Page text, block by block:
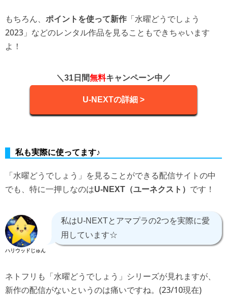
もちろん、 ポイントを使って新作 「水曜どうでしょう
2023」などのレンタル作品を見ることもできちゃいます
よ！
＼31日間無料キャンペーン中／
U-NEXTの詳細 >
私も実際に使ってます♪
「水曜どうでしょう」を見ることができる配信サイトの中
でも、特に一押しなのはU-NEXT（ユーネクスト） です！
ハリウッドじゅん
私はU-NEXTとアマプラの2つを実際に愛
用しています☆
ネトフリも「水曜どうでしょう」シリーズが見れますが、
新作の配信がないというのは痛いですね。(23/10現在)